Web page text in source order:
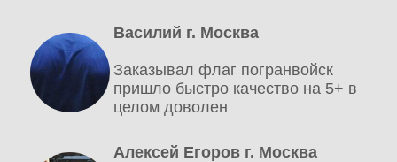
Василий г. Москва
Заказывал флаг погранвойск
пришло быстро качество на 5+ в
целом доволен
Алексей Егоров г. Москва